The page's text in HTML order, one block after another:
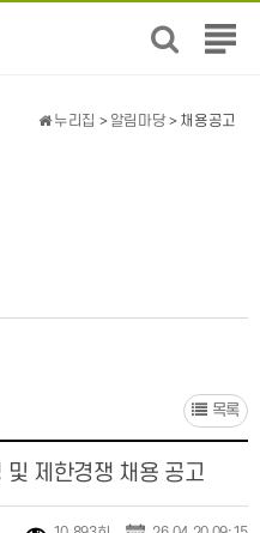
전
뉴
누리집 > 알림마당 > 채용공고
목록
제한경쟁 채용 공고